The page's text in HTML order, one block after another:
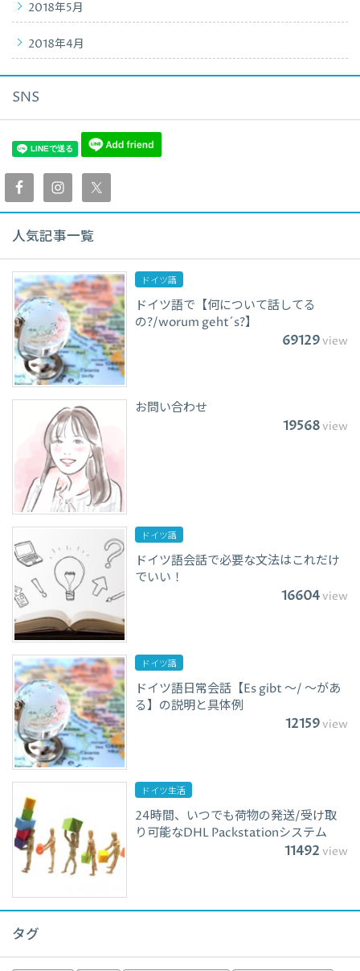
2018年5月
2018年4月
SNS
人気記事一覧
ドイツ語
ドイツ語で【何について話してる
の?/worum geht´s?】
69129view
お問い合わせ
19568view
ドイツ語
ドイツ語会話で必要な文法はこれだけ
でいい！
16604view
ドイツ語
ドイツ語日常会話【Es gibt ～/ ～があ
る】の説明と具体例
12159view
ドイツ生活
24時間、いつでも荷物の発送/受け取
り可能なDHL Packstationシステム
11492 view
タグ